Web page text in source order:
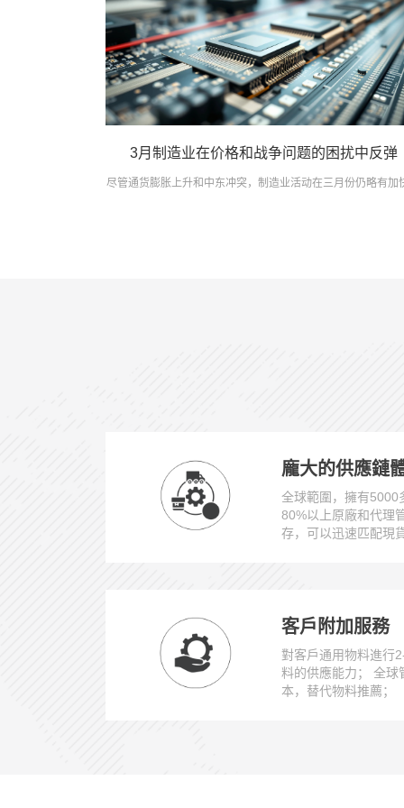
3月制造业在价格和战争问题的困扰中反弹
尽管通货膨胀上升和中东冲突，制造业活动在三月份仍略有加
龐大的供應鏈
全球範圍，擁有5000
80%以上原廠和代理
存，可以迅速匹配現
客戶附加服務
對客戶通用物料進行
料的供應能力； 全球
本，替代物料推薦；